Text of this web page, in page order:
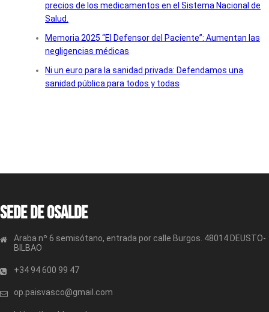
precios de los medicamentos en el Sistema Nacional de
Salud.
Memoria 2025 “El Defensor del Paciente”: Aumentan las
negligencias médicas
Ni un euro para la sanidad privada: Defendamos una
sanidad pública para todos y todas
Sede de OSALDE
Araba nº 6 semisótano, entrada por calle Burgos. 48014 DEUSTO-
BILBAO
+34 94 600 99 47
op.paisvasco@gmail.com